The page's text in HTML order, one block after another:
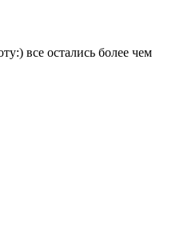
все остались более чем